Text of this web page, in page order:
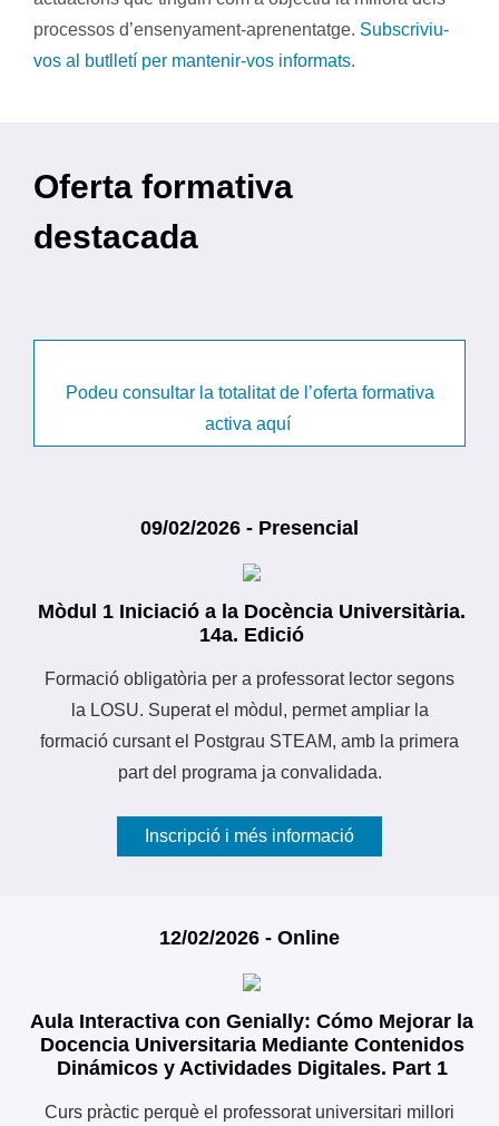
processos d’ensenyament-aprenentatge. Subscriviu-
vos al butlletí per mantenir-vos informats.
Oferta formativa
destacada
Podeu consultar la totalitat de l’oferta formativa
activa aquí
09/02/2026 - Presencial
Mòdul 1 Iniciació a la Docència Universitària.
14a. Edició
Formació obligatòria per a professorat lector segons
la LOSU. Superat el mòdul, permet ampliar la
formació cursant el Postgrau STEAM, amb la primera
part del programa ja convalidada.
Inscripció i més informació
12/02/2026 - Online
Aula Interactiva con Genially: Cómo Mejorar la
Docencia Universitaria Mediante Contenidos
Dinámicos y Actividades Digitales. Part 1
Curs pràctic perquè el professorat universitari millori